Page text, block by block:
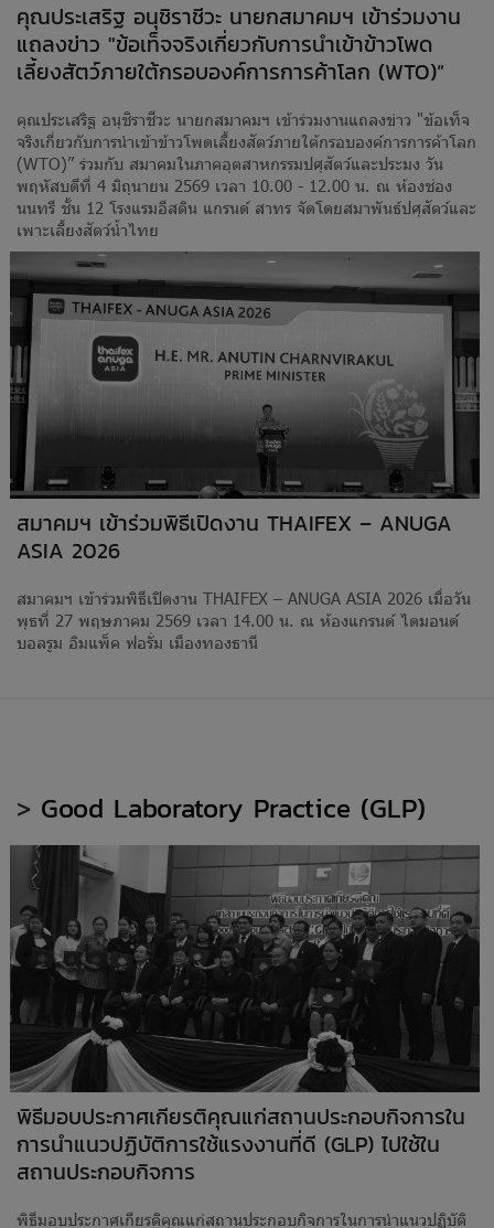
คุณประเสริฐ อนุชิราชีวะ นายกสมาคมฯ เข้าร่วมงาน
แถลงข่าว "ข้อเท็จจริงเกี่ยวกับการนำเข้าข้าวโพด
เลี้ยงสัตว์ภายใต้กรอบองค์การการค้าโลก (WTO)”
คุณประเสริฐ อนุชิราชีวะ นายกสมาคมฯ เข้าร่วมงานแถลงข่าว "ข้อเท็จ
จริงเกี่ยวกับการนำเข้าข้าวโพดเลี้ยงสัตว์ภายใต้กรอบองค์การการค้าโลก
(WTO)” ร่วมกับ สมาคมในภาคอุตสาหกรรมปศุสัตว์และประมง วัน
พฤหัสบดีที่ 4 มิถุนายน 2569 เวลา 10.00 - 12.00 น. ณ ห้องช่อง
นนทรี ชั้น 12 โรงแรมอีสติน แกรนด์ สาทร จัดโดยสมาพันธ์ปศุสัตว์และ
เพาะเลี้ยงสัตว์น้ำไทย
สมาคมฯ เข้าร่วมพิธีเปิดงาน THAIFEX – ANUGA
ASIA 2026
สมาคมฯ เข้าร่วมพิธีเปิดงาน THAIFEX – ANUGA ASIA 2026 เมื่อวัน
พุธที่ 27 พฤษภาคม 2569 เวลา 14.00 น. ณ ห้องแกรนด์ ไดมอนด์
บอลรูม อิมแพ็ค ฟอรั่ม เมืองทองธานี
> Good Laboratory Practice (GLP)
พิธีมอบประกาศเกียรติคุณแก่สถานประกอบกิจการใน
การนำแนวปฏิบัติการใช้แรงงานที่ดี (GLP) ไปใช้ใน
สถานประกอบกิจการ
พิธีมอบประกาศเกียรติคุณแก่สถานประกอบกิจการในการนำแนวปฏิบัติ